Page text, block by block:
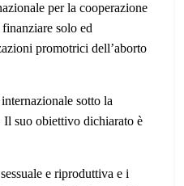
per la cooperazione
solo ed
promotrici dell’aborto
sotto la
Il suo obiettivo dichiarato è
e riproduttiva e i